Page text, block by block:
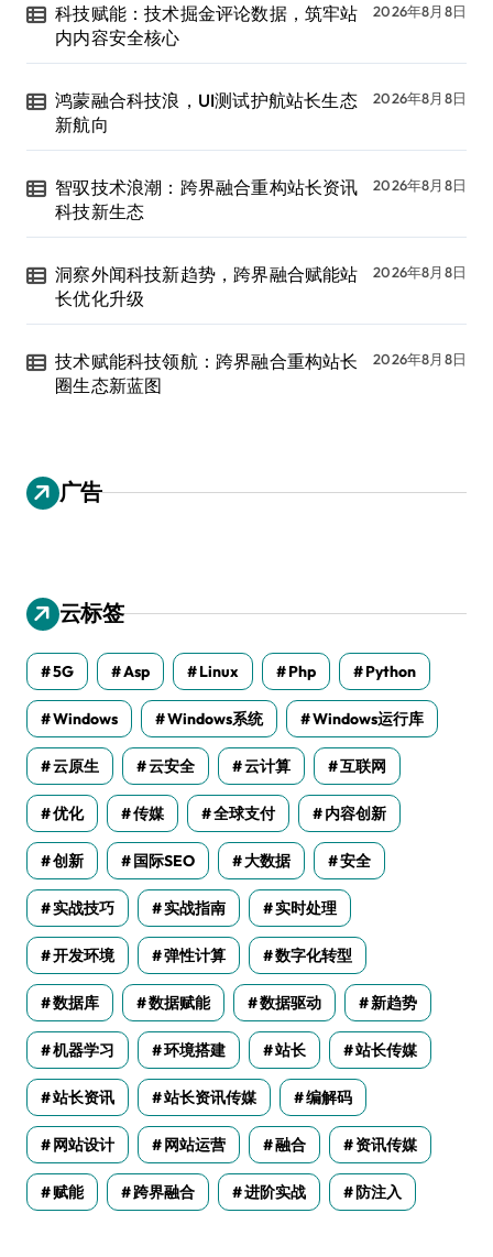
科技赋能：技术掘金评论数据，筑牢站
内内容安全核心
2026年8月8日
鸿蒙融合科技浪，UI测试护航站长生态
新航向
2026年8月8日
智驭技术浪潮：跨界融合重构站长资讯
科技新生态
2026年8月8日
洞察外闻科技新趋势，跨界融合赋能站
长优化升级
2026年8月8日
技术赋能科技领航：跨界融合重构站长
圈生态新蓝图
2026年8月8日
广告
云标签
5G Asp Linux Php Python
Windows Windows系统 Windows运行库
云原生 云安全 云计算 互联网
优化 传媒 全球支付 内容创新
创新 国际SEO 大数据 安全
实战技巧 实战指南 实时处理
开发环境 弹性计算 数字化转型
数据库 数据赋能 数据驱动 新趋势
机器学习 环境搭建 站长 站长传媒
站长资讯 站长资讯传媒 编解码
网站设计 网站运营 融合 资讯传媒
赋能 跨界融合 进阶实战 防注入